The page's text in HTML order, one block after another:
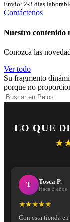
Envío: 2-3 días
Contáctenos
Nuestro contenido
Conozca las
Ver todo
Su fragmento
porque no
LO QUE
T Tosca P.
Hace 3 años
★★★★★
Con esta tienda